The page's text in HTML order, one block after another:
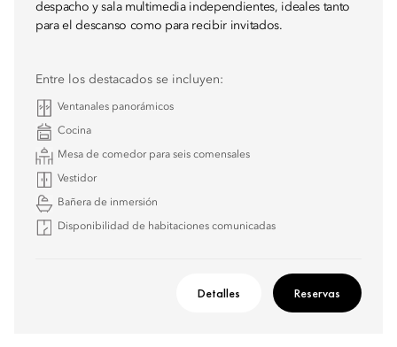
despacho y sala multimedia independientes, ideales tanto
para el descanso como para recibir invitados.
Entre los destacados se incluyen:
Ventanales panorámicos
Cocina
Mesa de comedor para seis comensales
Vestidor
Bañera de inmersión
Disponibilidad de habitaciones comunicadas
Detalles Reservas